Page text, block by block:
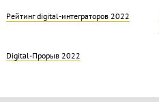
Рейтинг digital-интеграторов 2022
Digital-Прорыв 2022